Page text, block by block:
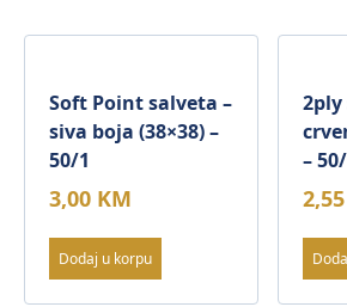
Soft Point salveta –
siva boja (38×38) –
50/1
3,00 KM
Dodaj u korpu
2ply
–
2,55